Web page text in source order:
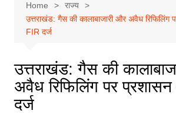
Home
राज्य
उत्तराखंड: गैस की कालाबाजारी और अवैध रिफिलिंग
FIR दर्ज
उत्तराखंड: गैस की
अवैध रिफिलिंग पर
दर्ज